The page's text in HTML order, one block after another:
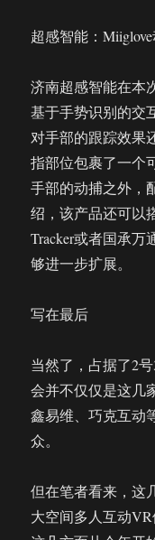
超感智能：
济南超感智能在本
基于手势识别的交
对手部的跟踪效果
指部位包裹了一个
手部的动捕之外，
绍，该产品还可以
Tracker或者国承万
够进一步扩展。
写在最后
当然了，占据了2
会并不仅仅是这几
鑫易维、巧克互动
众。
但在笔者看来，这
大空间多人互动